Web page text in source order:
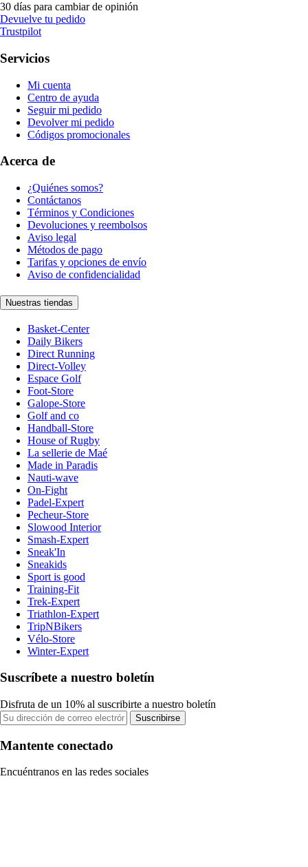
30 días para cambiar de opinión
Devuelve tu pedido
Trustpilot
Servicios
Mi cuenta
Centro de ayuda
Seguir mi pedido
Devolver mi pedido
Códigos promocionales
Acerca de
¿Quiénes somos?
Contáctanos
Términos y Condiciones
Devoluciones y reembolsos
Aviso legal
Métodos de pago
Tarifas y opciones de envío
Aviso de confidencialidad
Nuestras tiendas
Basket-Center
Daily Bikers
Direct Running
Direct-Volley
Espace Golf
Foot-Store
Galope-Store
Golf and co
Handball-Store
House of Rugby
La sellerie de Maé
Made in Paradis
Nauti-wave
On-Fight
Padel-Expert
Pecheur-Store
Slowood Interior
Smash-Expert
Sneak'In
Sneakids
Sport is good
Training-Fit
Trek-Expert
Triathlon-Expert
TripNBikers
Vélo-Store
Winter-Expert
Suscríbete a nuestro boletín
Disfruta de un 10% al suscribirte a nuestro boletín
Suscribirse
Mantente conectado
Encuéntranos en las redes sociales